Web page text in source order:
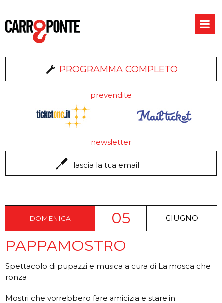
PROGRAMMA COMPLETO
prevendite
newsletter
DOMENICA 05 GIUGNO
PAPPAMOSTRO
Spettacolo di pupazzi e musica a cura di La mosca che
ronza
Mostri che vorrebbero fare amicizia e stare in